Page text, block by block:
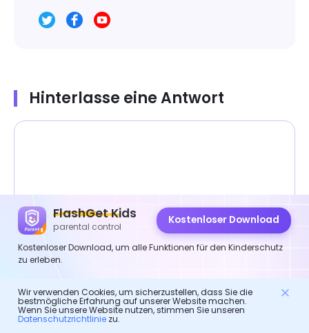
Hinterlasse eine Antwort
FlashGet Kids
parental control
Kostenloser Download
Kostenloser Download, um alle Funktionen für den Kinderschutz
zu erleben.
Wir verwenden Cookies, um sicherzustellen, dass Sie die
bestmögliche Erfahrung auf unserer Website machen.
Wenn Sie unsere Website nutzen, stimmen Sie unseren
Datenschutzrichtliniezu.